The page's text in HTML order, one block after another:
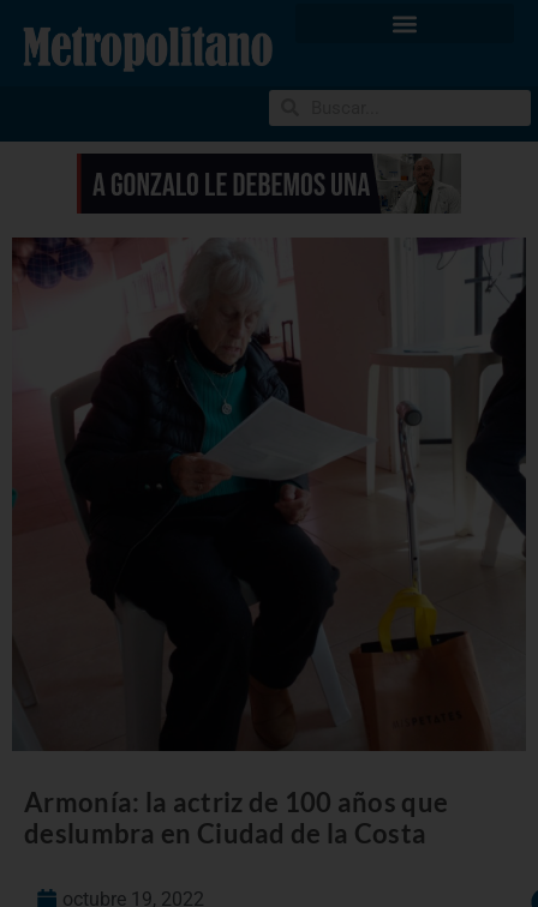
Armonía: la actriz de 100 años que
deslumbra en Ciudad de la Costa
octubre 19, 2022